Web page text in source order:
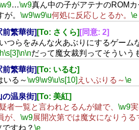
…\w9真ん中の子がアテナのROM
。 \w9\w9\u何処に反応しとるか。 \e
前繁華街] [To: さくら] [同意: 2]
つらをみんな火あぶりにするゲーム
\s[3]\n\nだって魔女裁判ってそういう
前繁華街] [To: いるむ]
いる～\w9\w9\u\s[10] えいぷりる～\e
の温泉街] [To: 美紅]
者一覧と言われとるんが鍵で、 \w9
、 \w9展開次第では魔女になりうる
ですね？ \e